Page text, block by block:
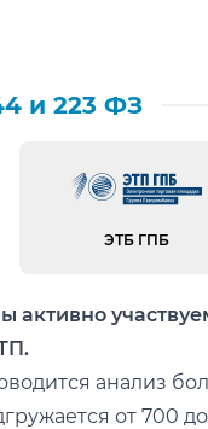
и 223 ФЗ
ЭТБ ГПБ
слайд
активно
анализ
от 700